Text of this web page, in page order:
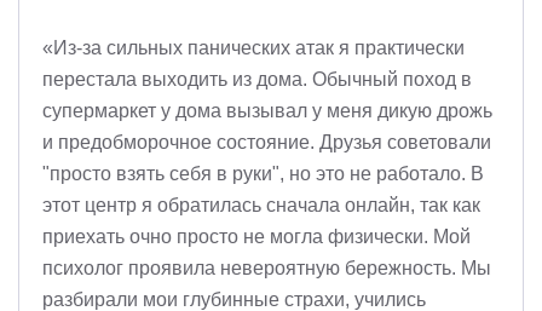
«Из-за сильных панических атак я практически
перестала выходить из дома. Обычный поход в
супермаркет у дома вызывал у меня дикую дрожь
и предобморочное состояние. Друзья советовали
"просто взять себя в руки", но это не работало. В
этот центр я обратилась сначала онлайн, так как
приехать очно просто не могла физически. Мой
психолог проявила невероятную бережность. Мы
разбирали мои глубинные страхи, учились